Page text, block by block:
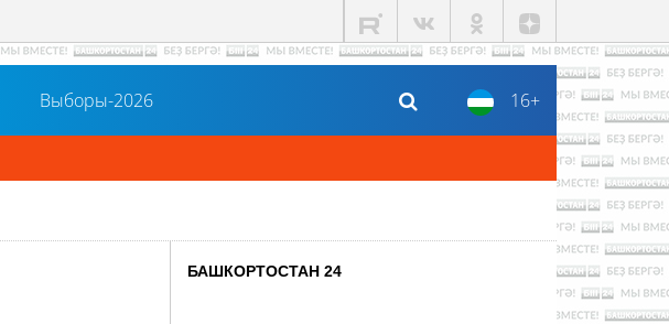
16+
Выборы-2026
БАШКОРТОСТАН 24